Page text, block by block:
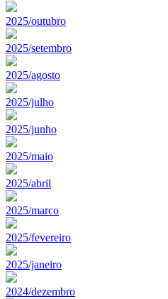
2025/outubro
2025/setembro
2025/agosto
2025/julho
2025/junho
2025/maio
2025/abril
2025/marco
2025/fevereiro
2025/janeiro
2024/dezembro